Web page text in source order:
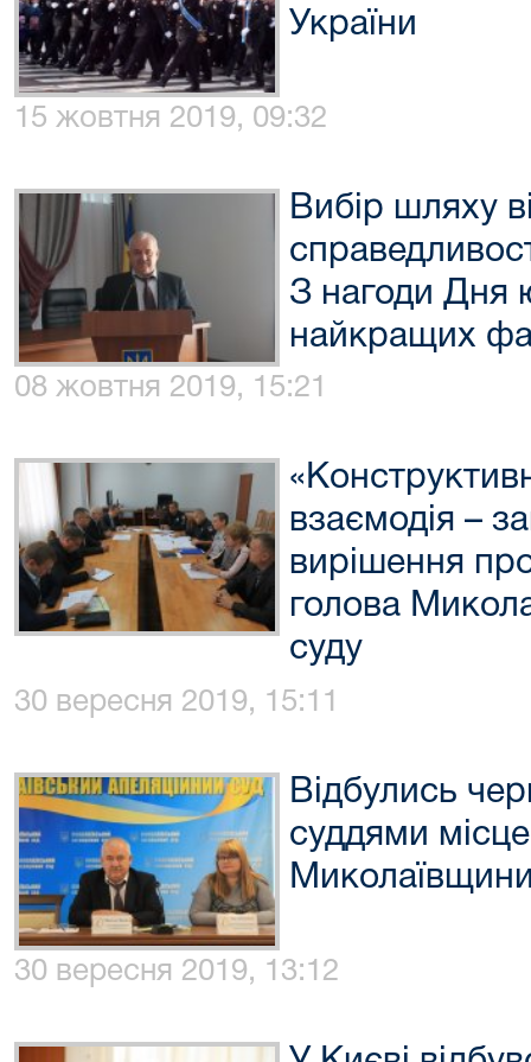
України
15 жовтня 2019, 09:32
Вибір шляху
З нагоди Дня
найкращих
08 жовтня 2019, 15:21
взаємодія –
вирішення
голова
суду
30 вересня 2019, 15:11
Відбулись
суддями
30 вересня 2019, 13:12